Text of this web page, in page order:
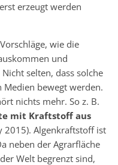
erzeugt werden
wie die
und
selten, dass solche
Medien bewegt werden.
nichts mehr. So z. B.
mit Kraftstoff aus
2015). Algenkraftstoff ist
neben der Agrarfläche
Welt begrenzt sind,